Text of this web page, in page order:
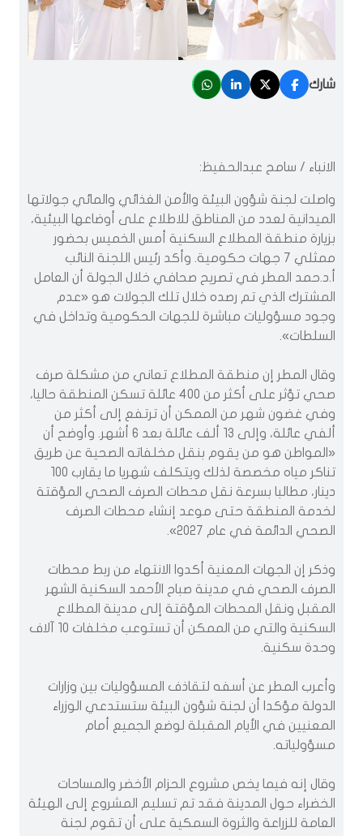
شارك
الانباء / سامح عبدالحفيظ:
واصلت لجنة شؤون البيئة والأمن الغذائي والمائي جولاتها
الميدانية لعدد من المناطق للاطلاع على أوضاعها البيئية،
بزيارة منطقة المطلاع السكنية أمس الخميس بحضور
ممثلي 7 جهات حكومية. وأكد رئيس اللجنة النائب
أ.د.حمد المطر في تصريح صحافي خلال الجولة أن العامل
المشترك الذي تم رصده خلال تلك الجولات هو «عدم
وجود مسؤوليات مباشرة للجهات الحكومية وتداخل في
السلطات».
وقال المطر إن منطقة المطلاع تعاني من مشكلة صرف
صحي تؤثر على أكثر من 400 عائلة تسكن المنطقة حاليا،
وفي غضون شهر من الممكن أن ترتفع إلى أكثر من
ألفي عائلة، وإلى 13 ألف عائلة بعد 6 أشهر. وأوضح أن
«المواطن هو من يقوم بنقل مخلفاته الصحية عن طريق
تناكر مياه مخصصة لذلك ويتكلف شهريا ما يقارب 100
دينار، مطالبا بسرعة نقل محطات الصرف الصحي المؤقتة
لخدمة المنطقة حتى موعد إنشاء محطات الصرف
الصحي الدائمة في عام 2027».
وذكر إن الجهات المعنية أكدوا الانتهاء من ربط محطات
الصرف الصحي في مدينة صباح الأحمد السكنية الشهر
المقبل ونقل المحطات المؤقتة إلى مدينة المطلاع
السكنية والتي من الممكن أن تستوعب مخلفات 10 آلاف
وحدة سكنية.
وأعرب المطر عن أسفه لتقاذف المسؤوليات بين وزارات
الدولة مؤكدا أن لجنة شؤون البيئة ستستدعي الوزراء
المعنيين في الأيام المقبلة لوضع الجميع أمام
مسؤولياته.
وقال إنه فيما يخص مشروع الحزام الأخضر والمساحات
الخضراء حول المدينة فقد تم تسليم المشروع إلى الهيئة
العامة للزراعة والثروة السمكية على أن تقوم لجنة